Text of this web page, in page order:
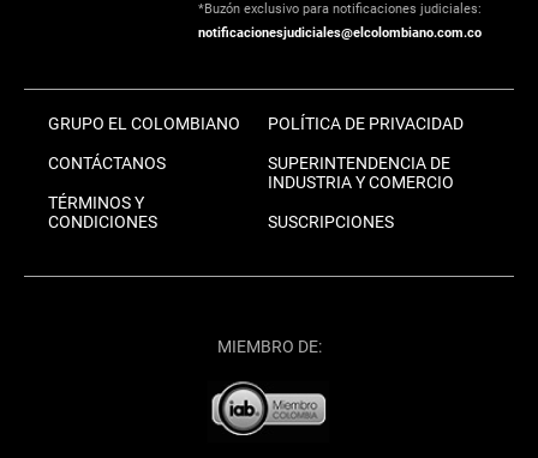
*Buzón exclusivo para notificaciones judiciales:
notificacionesjudiciales@elcolombiano.com.co
GRUPO EL COLOMBIANO
CONTÁCTANOS
TÉRMINOS Y
CONDICIONES
POLÍTICA DE PRIVACIDAD
SUPERINTENDENCIA DE
INDUSTRIA Y COMERCIO
SUSCRIPCIONES
MIEMBRO DE: